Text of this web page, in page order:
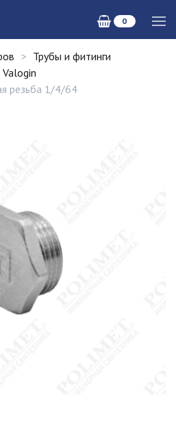
0
Трубы и фитинги
Valogin
резьба 1/4/64